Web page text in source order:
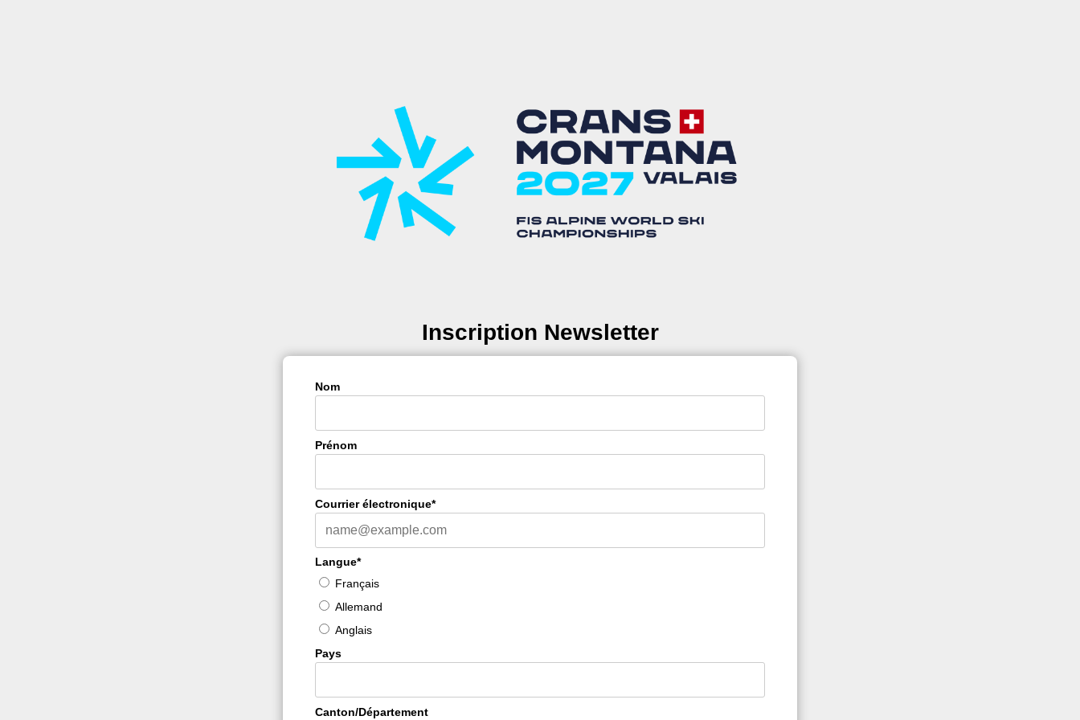
Inscription Newsletter
Nom
Prénom
Courrier électronique*
Langue*
Français
Allemand
Anglais
Pays
Canton/Département